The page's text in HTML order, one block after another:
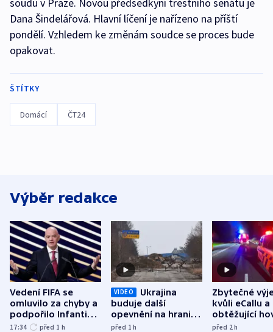
soudu v Praze. Novou předsedkyní trestního senátu je
Dana Šindelářová. Hlavní líčení je nařízeno na příští
pondělí. Vzhledem ke změnám soudce se proces bude
opakovat.
ŠTÍTKY
Domácí ČT24
Výběr redakce
Vedení FIFA se
omluvilo za chyby a
podpořilo Infantina.
UEFA trvá na
17:34 před 1 h
VIDEO
Ukrajina
buduje další
opevnění na hranici
s Běloruskem
před 1h
Zbytečné
kvůli eCallu a
obtěžující
zdržují
před 2h